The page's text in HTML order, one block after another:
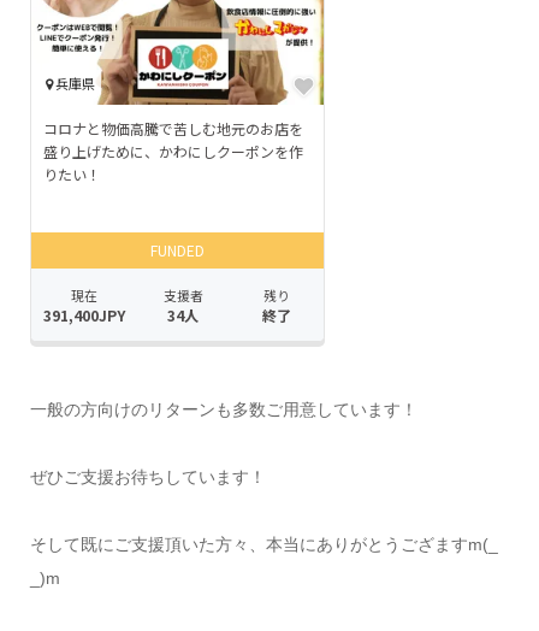
一般の方向けのリターンも多数ご用意しています！
ぜひご支援お待ちしています！
そして既にご支援頂いた方々、本当にありがとうござますm(_
_)m